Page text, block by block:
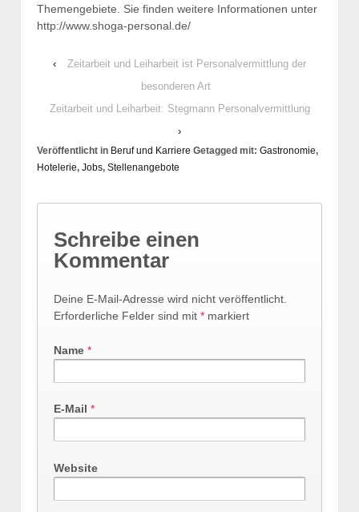
Themengebiete. Sie finden weitere Informationen unter
http://www.shoga-personal.de/
‹
Zeitarbeit und Leiharbeit ist Personalvermittlung der
besonderen Art
Zeitarbeit und Leiharbeit: Stegmann Personalvermittlung
›
Veröffentlicht in Beruf und Karriere Getagged mit: Gastronomie,
Hotelerie, Jobs, Stellenangebote
Schreibe einen
Kommentar
Deine E-Mail-Adresse wird nicht veröffentlicht.
Erforderliche Felder sind mit * markiert
Name *
E-Mail *
Website